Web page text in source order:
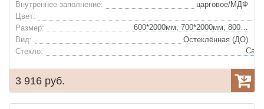
Внутреннее заполнение:
царговое/МДФ
Цвет:
Размер:
600*2000мм, 700*2000мм, 800*2000мм, 900*2000мм
Вид:
Остеклённая (ДО)
Стекло:
3 916 руб.